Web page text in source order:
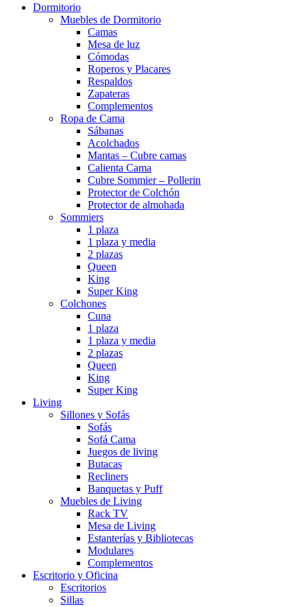
Dormitorio
Muebles de Dormitorio
Camas
Mesa de luz
Cómodas
Roperos y Placares
Respaldos
Zapateras
Complementos
Ropa de Cama
Sábanas
Acolchados
Mantas – Cubre camas
Calienta Cama
Cubre Sommier – Pollerin
Protector de Colchón
Protector de almohada
Sommiers
1 plaza
1 plaza y media
2 plazas
Queen
King
Super King
Colchones
Cuna
1 plaza
1 plaza y media
2 plazas
Queen
King
Super King
Living
Sillones y Sofás
Sofás
Sofá Cama
Juegos de living
Butacas
Recliners
Banquetas y Puff
Muebles de Living
Rack TV
Mesa de Living
Estanterías y Bibliotecas
Modulares
Complementos
Escritorio y Oficina
Escritorios
Sillas